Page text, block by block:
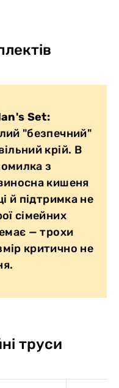
Set:
"безпечний"
крій. В
з
кишеня
й підтримка не
сімейних
— трохи
критично не
труси